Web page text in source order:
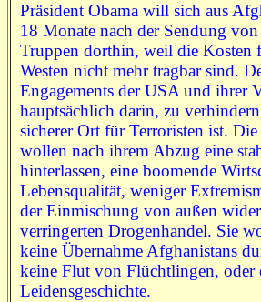
Präsident Obama will sich aus
18 Monate nach der Sendung
Truppen dorthin, weil die Kosten
Westen nicht mehr tragbar sind.
Engagements der USA und ihrer
hauptsächlich darin, zu
sicherer Ort für Terroristen ist.
wollen nach ihrem Abzug eine
hinterlassen, eine boomende
Lebensqualität, weniger
der Einmischung von außen
verringerten Drogenhandel. Sie
keine Übernahme Afghanistans
keine Flut von Flüchtlingen, oder
Leidensgeschichte.